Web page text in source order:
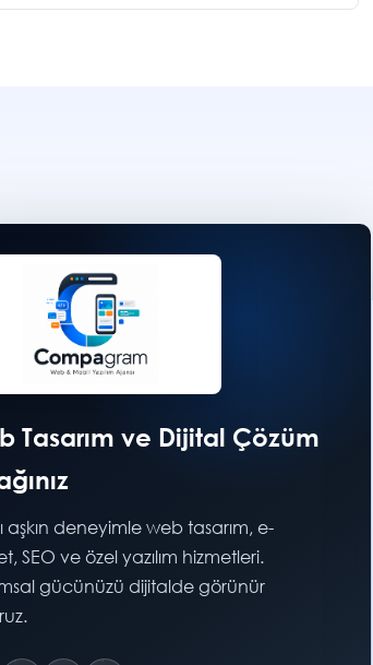
Tasarım ve Dijital Çözüm
aşkın deneyimle web tasarım, e-
SEO ve özel yazılım hizmetleri.
gücünüzü dijitalde görünür